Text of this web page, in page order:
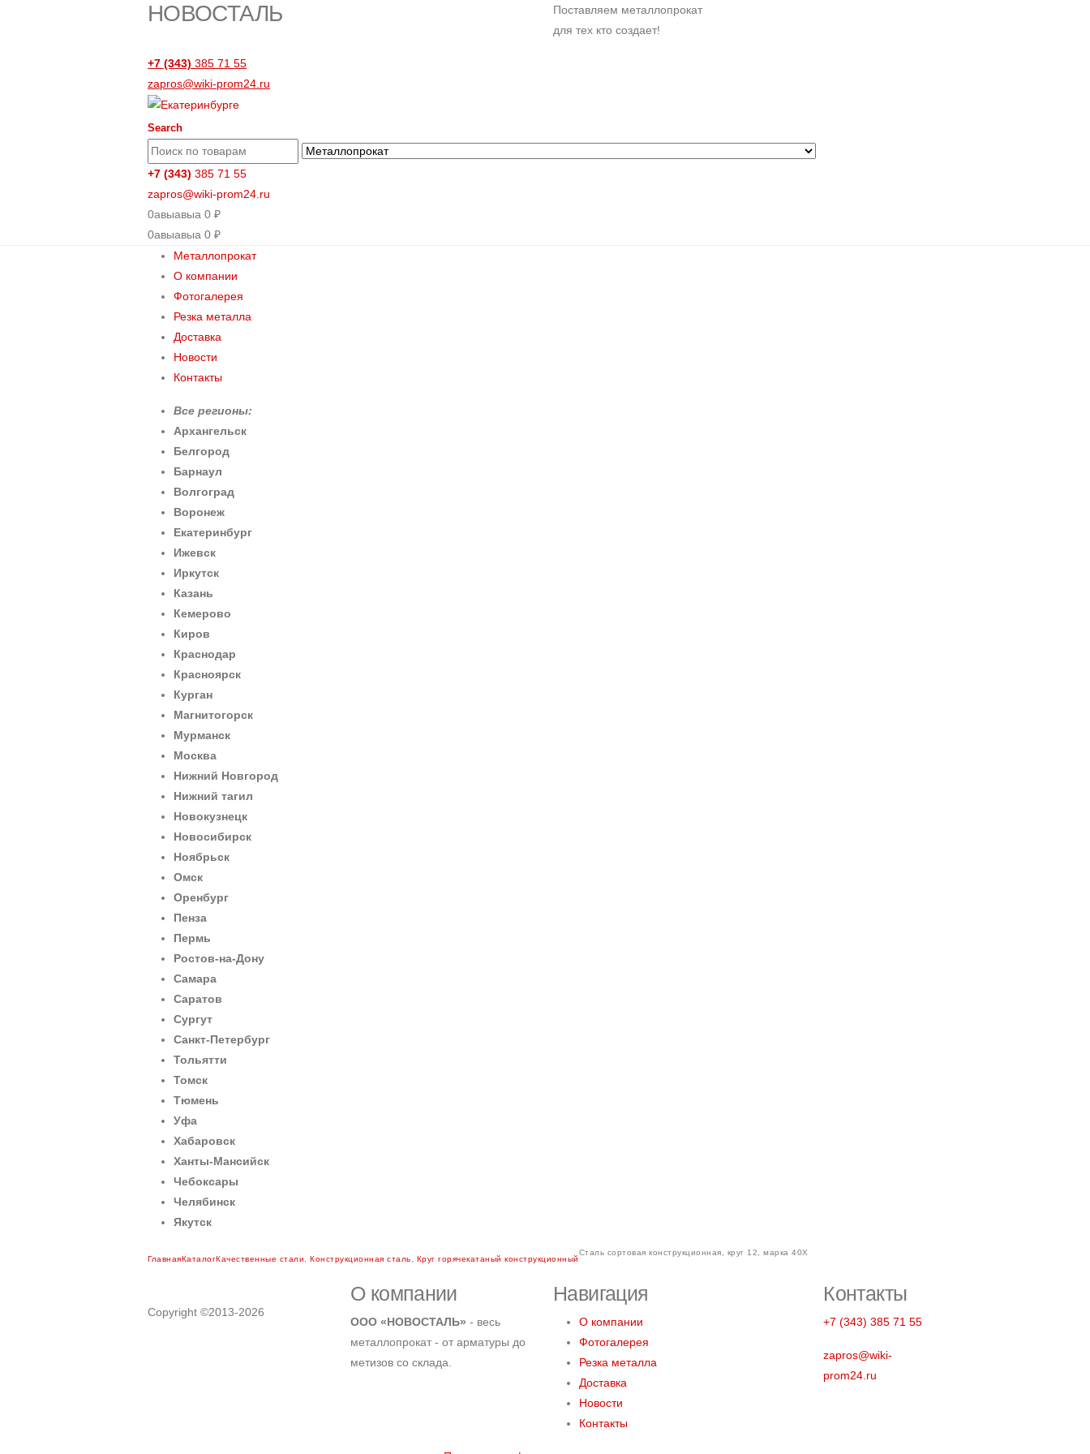
НОВОСТАЛЬ
Поставляем металлопрокат
для тех кто создает!
+7 (343) 385 71 55
zapros@wiki-prom24.ru
Search
+7 (343) 385 71 55
zapros@wiki-prom24.ru
0авыавыа 0 ₽
0авыавыа 0 ₽
Металлопрокат
О компании
Фотогалерея
Резка металла
Доставка
Новости
Контакты
Все регионы:
Архангельск
Белгород
Барнаул
Волгоград
Воронеж
Екатеринбург
Ижевск
Иркутск
Казань
Кемерово
Киров
Краснодар
Красноярск
Курган
Магнитогорск
Мурманск
Москва
Нижний Новгород
Нижний тагил
Новокузнецк
Новосибирск
Ноябрьск
Омск
Оренбург
Пенза
Пермь
Ростов-на-Дону
Самара
Саратов
Сургут
Санкт-Петербург
Тольятти
Томск
Тюмень
Уфа
Хабаровск
Ханты-Мансийск
Чебоксары
Челябинск
Якутск
ГлавнаяКаталогКачественные стали ,Конструкционная сталь Круг горячекатаный конструкционный
Сталь сортовая конструкционная, круг 12, марка 40Х
Copyright ©2013-2026
О компании
ООО «НОВОСТАЛЬ» - весь
металлопрокат - от арматуры до
метизов со склада.
Навигация
О компании
Фотогалерея
Резка металла
Доставка
Новости
Контакты
Контакты
+7 (343) 385 71 55
zapros@wiki-
prom24.ru